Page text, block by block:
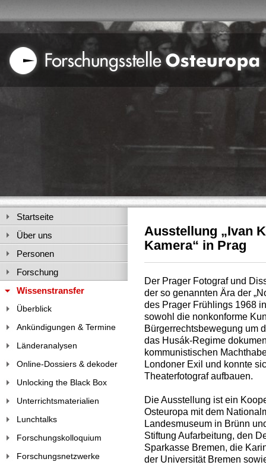
Ausstellung „Ivan
Kamera“ in Prag
Der Prager Fotograf und
der so genannten Ära der
des Prager Frühlings 1968
sowohl die nonkonforme
Bürgerrechtsbewegung um
das Husák-Regime
kommunistischen
Londoner Exil und konnte
Theaterfotograf aufbauen.
Die Ausstellung ist ein
Osteuropa mit dem
Landesmuseum in Brünn
Stiftung Aufarbeitung, den
Sparkasse Bremen, die
der Universität Bremen
Startseite
Über uns
Personen
Forschung
Wissenstransfer
Überblick
Ankündigungen & Termine
Länderanalysen
Online-Dossiers & dekoder
Unlocking the Black Box
Unterrichtsmaterialien
Lunchtalks
Forschungskolloquium
Forschungsnetzwerke